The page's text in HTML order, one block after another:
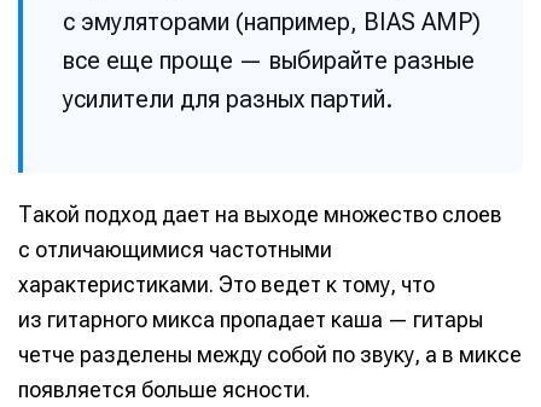
Написание
Исполнение
Оборудование
Индустрия
Сцена
Написание
Исполнение
Оборудование
Индустрия
Сцена
с эмуляторами (например, BIAS AMP)
все еще проще — выбирайте разные
усилители для разных партий.
Такой подход дает на выходе множество слоев
с отличающимися частотными
характеристиками. Это ведет к тому, что
из гитарного микса пропадает каша — гитары
четче разделены между собой по звуку, а в миксе
появляется больше ясности.